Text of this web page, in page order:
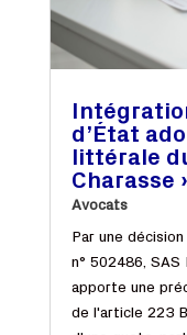
d’État
littérale
Charasse
Avocats
Par une
n° 502486, SAS
apporte une
de l'article 223